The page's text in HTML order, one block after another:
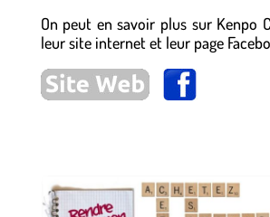
On peut en savoir plus sur Kenpo
leur site internet et leur page